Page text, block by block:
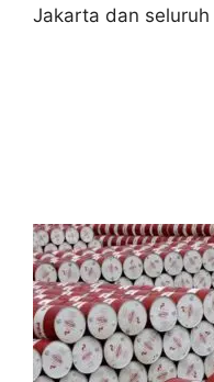
Jakarta dan